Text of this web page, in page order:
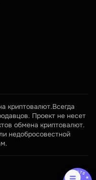
криптовалют.Всегда
Проект не несет
обмена криптовалют.
недобросовестной